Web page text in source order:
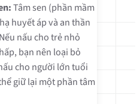
Tâm sen (phần mầm
huyết áp và an thần
nấu cho trẻ nhỏ
bạn nên loại bỏ
cho người lớn tuổi
giữ lại một phần tâm